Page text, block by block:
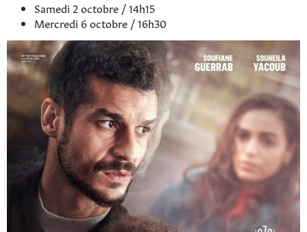
Samedi 2 octobre / 14h15
Mercredi 6 octobre / 16h30